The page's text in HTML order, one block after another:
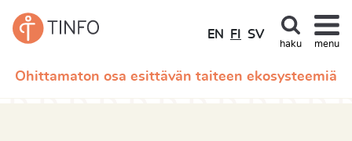
Ohittamaton osa esittävän taiteen ekosysteemiä
EN FI SV
haku menu